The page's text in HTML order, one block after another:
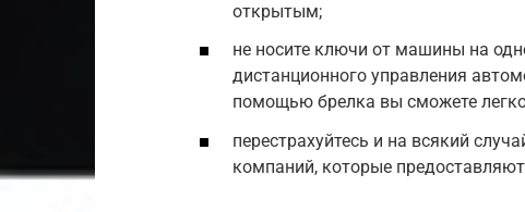
открытым;
не носите ключи от машины на
дистанционного управления
помощью брелка вы сможете
перестрахуйтесь и на всякий
компаний, которые